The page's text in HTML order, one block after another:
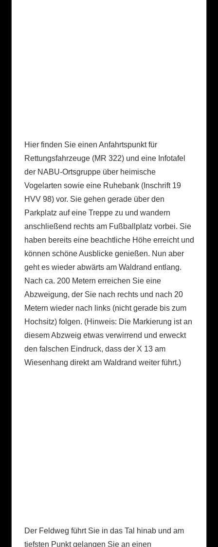
Hier finden Sie einen Anfahrtspunkt für
Rettungsfahrzeuge (MR 322) und eine Infotafel
der NABU-Ortsgruppe über heimische
Vogelarten sowie eine Ruhebank (Inschrift 19
HVV 98) vor. Sie gehen gerade über den
Parkplatz auf eine Treppe zu und wandern
anschließend rechts am Fußballplatz vorbei. Sie
haben bereits eine beachtliche Höhe erreicht und
können schöne Ausblicke genießen. Nun aber
geht es wieder abwärts am Waldrand entlang.
Nach ca. 200 Metern erreichen Sie eine
Abzweigung, der Sie nach rechts und nach 20
Metern wieder nach links (nicht gerade bis zum
Hochsitz) folgen. (Hinweis: Die Markierung ist an
diesem Abzweig etwas verwirrend und erweckt
den falschen Eindruck, dass der X 13 am
Wiesenhang direkt am Waldrand weiter führt.)
Der Feldweg führt Sie in das Tal hinab und am
tiefsten Punkt gelangen Sie an einen